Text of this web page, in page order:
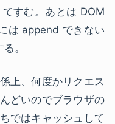
すむ。あとは DOM
は append できない
。
上、何度かリクエス
どいのでブラウザの
ではキャッシュして